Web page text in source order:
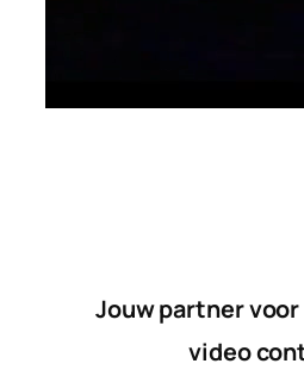
Jouw partner
video